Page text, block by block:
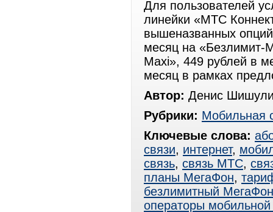
Для пользователей
линейки «МТС
вышеназванных
месяц на «Безлимит-
Maxi», 449 рублей в
месяц в рамках
Автор: Денис
Рубрики: Мобильная
Ключевые слова:
связи, интернет,
связь, связь МТС,
планы МегаФон,
безлимитный МегаФон
операторы мобильной